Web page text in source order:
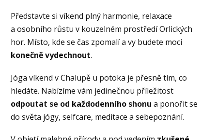
Představte si víkend plný harmonie, relaxace
a osobního růstu v kouzelném prostředí Orlických
hor. Místo, kde se čas zpomalí a vy budete moci
konečně vydechnout.
Jóga víkend v Chalupě u potoka je přesně tím, co
hledáte. Nabízíme vám jedinečnou příležitost
odpoutat se od každodenního shonu a ponořit se
do světa jógy, selfcare, meditace a sebepoznání.